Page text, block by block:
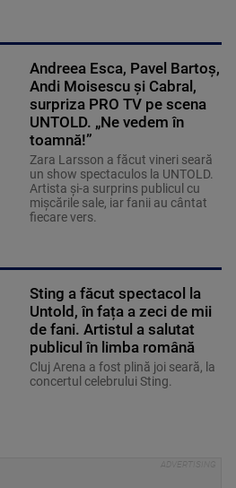
Andreea Esca, Pavel Bartoș,
Andi Moisescu și Cabral,
surpriza PRO TV pe scena
UNTOLD. „Ne vedem în
toamnă!”
Zara Larsson a făcut vineri seară
un show spectaculos la UNTOLD.
Artista și-a surprins publicul cu
mișcările sale, iar fanii au cântat
fiecare vers.
Sting a făcut spectacol la
Untold, în fața a zeci de mii
de fani. Artistul a salutat
publicul în limba română
Cluj Arena a fost plină joi seară, la
concertul celebrului Sting.